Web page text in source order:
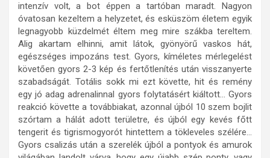
intenzív volt, a bot éppen a tartóban maradt. Nagyon
óvatosan kezeltem a helyzetet, és esküszöm életem egyik
legnagyobb küzdelmét éltem meg mire szákba tereltem.
Alig akartam elhinni, amit látok, gyönyörű vaskos hát,
egészséges impozáns test. Gyors, kíméletes mérlegelést
követően gyors 2-3 kép és fertőtlenítés után visszanyerte
szabadságát. Totális sokk mi ezt követte, hit és remény
egy jó adag adrenalinnal gyors folytatásért kiáltott… Gyors
reakció követte a továbbiakat, azonnal újból 10 szem bojlit
szórtam a hálát adott területre, és újból egy kevés főtt
tengerit és tigrismogyorót hintettem a tökleveles szélére…
Gyors csalizás után a szerelék újból a pontyok és amurok